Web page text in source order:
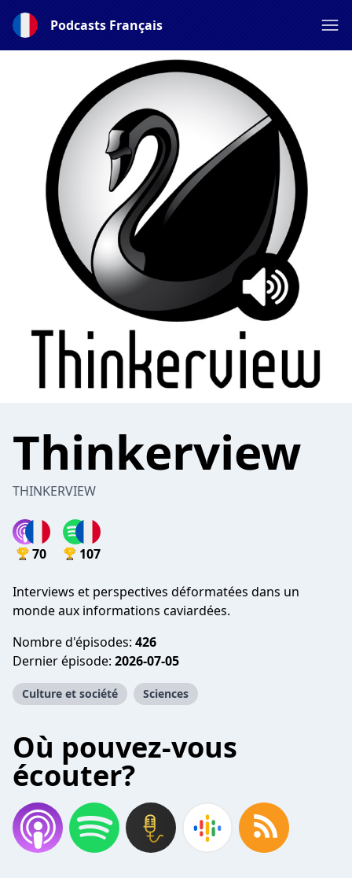
Podcasts Français
Thinkerview
THINKERVIEW
70 107
Interviews et perspectives déformatées dans un
monde aux informations caviardées.
Nombre d'épisodes: 426
Dernier épisode: 2026-07-05
Culture et société Sciences
Où pouvez-vous
écouter?